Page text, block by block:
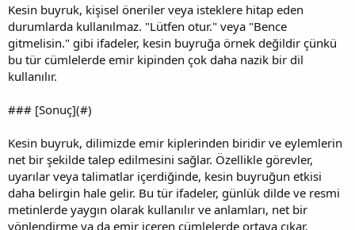
Kesin buyruk, kişisel öneriler veya isteklere hitap eden
durumlarda kullanılmaz. "Lütfen otur." veya "Bence
gitmelisin." gibi ifadeler, kesin buyruğa örnek değildir çünkü
bu tür cümlelerde emir kipinden çok daha nazik bir dil
kullanılır.
### [Sonuç](#)
Kesin buyruk, dilimizde emir kiplerinden biridir ve eylemlerin
net bir şekilde talep edilmesini sağlar. Özellikle görevler,
uyarılar veya talimatlar içerdiğinde, kesin buyruğun etkisi
daha belirgin hale gelir. Bu tür ifadeler, günlük dilde ve resmi
metinlerde yaygın olarak kullanılır ve anlamları, net bir
yönlendirme ya da emir içeren cümlelerde ortaya çıkar.